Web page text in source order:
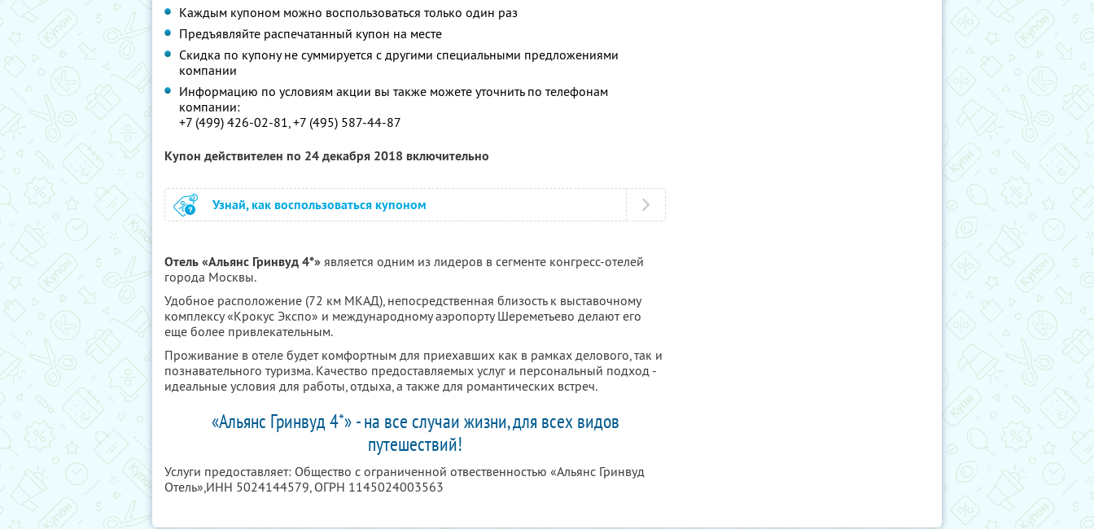
Каждым купоном можно воспользоваться только один раз
Предъявляйте распечатанный купон на месте
Скидка по купону не суммируется с другими специальными предложениями
компании
Информацию по условиям акции вы также можете уточнить по телефонам
компании:
+7 (499) 426-02-81, +7 (495) 587-44-87
Купон действителен по 24 декабря 2018 включительно
Узнай, как воспользоваться купоном
Отель «Альянс Гринвуд 4*» является одним из лидеров в сегменте конгресс-отелей
города Москвы.
Удобное расположение (72 км МКАД), непосредственная близость к выставочному
комплексу «Крокус Экспо» и международному аэропорту Шереметьево делают его
еще более привлекательным.
Проживание в отеле будет комфортным для приехавших как в рамках делового, так и
познавательного туризма. Качество предоставляемых услуг и персональный подход -
идеальные условия для работы, отдыха, а также для романтических встреч.
«Альянс Гринвуд 4*» - на все случаи жизни, для всех видов
путешествий!
Услуги предоставляет: Общество с ограниченной отвественностью «Альянс Гринвуд
Отель»,ИНН 5024144579, ОГРН 1145024003563